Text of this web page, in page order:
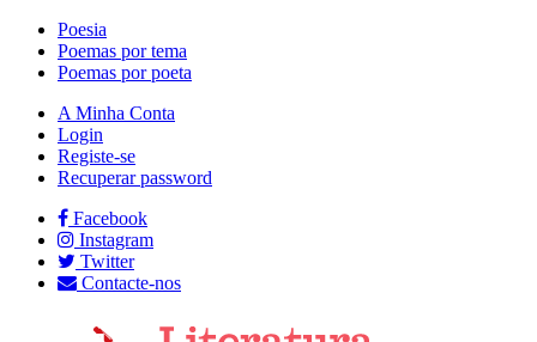
Poesia
Poemas por tema
Poemas por poeta
A Minha Conta
Login
Registe-se
Recuperar password
Facebook
Instagram
Twitter
Contacte-nos